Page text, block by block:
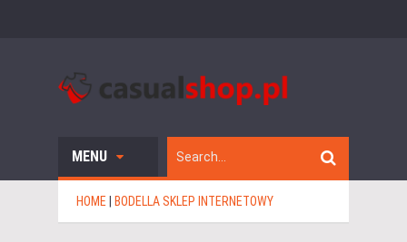
MENU
HOME BODELLA SKLEP INTERNETOWY